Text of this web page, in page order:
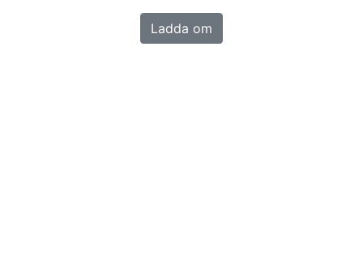
Ladda om